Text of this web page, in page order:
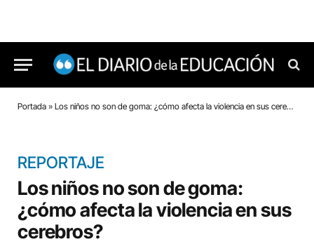
Portada » Los niños no son de goma: ¿cómo afecta la violencia en sus cerebros?
REPORTAJE
Los niños no son de goma:
¿cómo afecta la violencia en sus
cerebros?